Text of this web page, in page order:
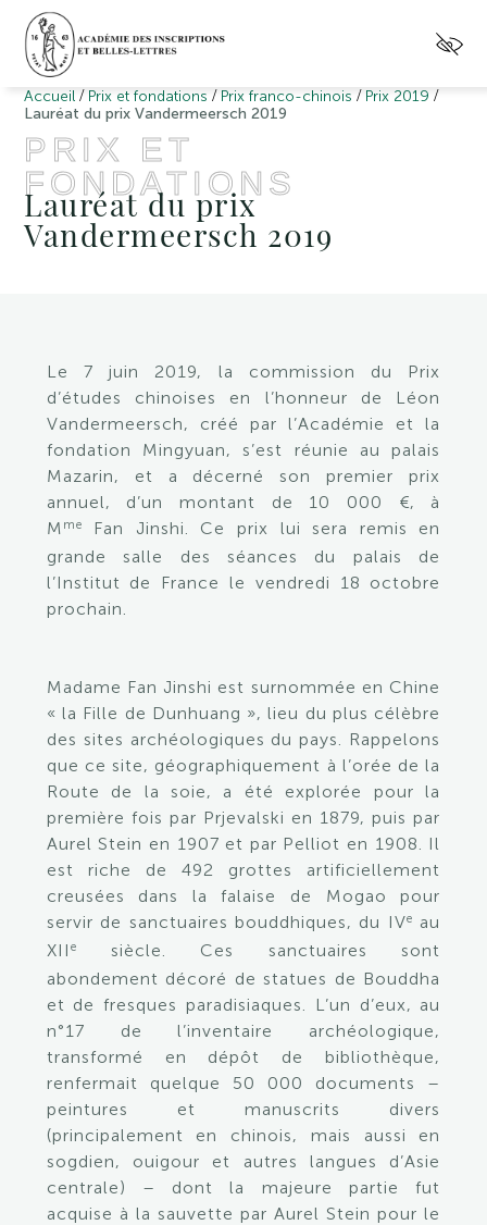
Accueil / Prix et fondations / Prix franco-chinois / Prix 2019 /
Lauréat du prix Vandermeersch 2019
PRIX ET
FONDATIONS
Lauréat du prix
Vandermeersch 2019
Le 7 juin 2019, la commission du Prix
d’études chinoises en l’honneur de Léon
Vandermeersch, créé par l’Académie et la
fondation Mingyuan, s’est réunie au palais
Mazarin, et a décerné son premier prix
annuel, d’un montant de 10 000 €, à
M me
Fan Jinshi. Ce prix lui sera remis en
grande salle des séances du palais de
l’Institut de France le vendredi 18 octobre
prochain.
Madame Fan Jinshi est surnommée en Chine
« la Fille de Dunhuang », lieu du plus célèbre
des sites archéologiques du pays. Rappelons
que ce site, géographiquement à l’orée de la
Route de la soie, a été explorée pour la
première fois par Prjevalski en 1879, puis par
Aurel Stein en 1907 et par Pelliot en 1908. Il
est riche de 492 grottes artificiellement
creusées dans la falaise de Mogao pour
servir de sanctuaires bouddhiques, du IVe
au
XII e
siècle. Ces sanctuaires sont
abondement décoré de statues de Bouddha
et de fresques paradisiaques. L’un d’eux, au
n°17 de l’inventaire archéologique,
transformé en dépôt de bibliothèque,
renfermait quelque 50 000 documents –
peintures et manuscrits divers
(principalement en chinois, mais aussi en
sogdien, ouigour et autres langues d’Asie
centrale) – dont la majeure partie fut
acquise à la sauvette par Aurel Stein pour le